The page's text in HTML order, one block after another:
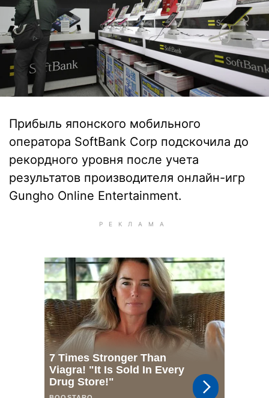
Прибыль японского мобильного
оператора SoftBank Corp подскочила до
рекордного уровня после учета
результатов производителя онлайн-игр
Gungho Online Entertainment.